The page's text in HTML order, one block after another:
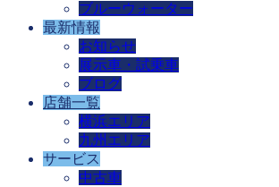
ブルーウォーター
最新情報
お知らせ
展示車・試乗車
ブログ
店舗一覧
横浜エリア
九州エリア
サービス
中古車